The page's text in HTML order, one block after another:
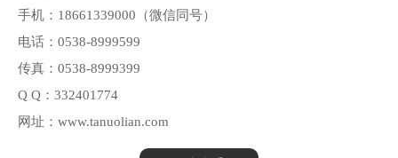
手机：18661339000（微信同号）
电话：0538-8999599
传真：0538-8999399
Q Q：332401774
网址：www.tanuolian.com